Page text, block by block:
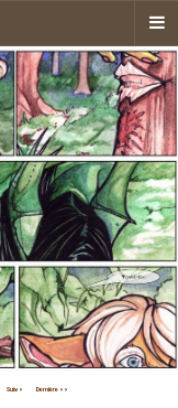
Suiv > Dernière >>